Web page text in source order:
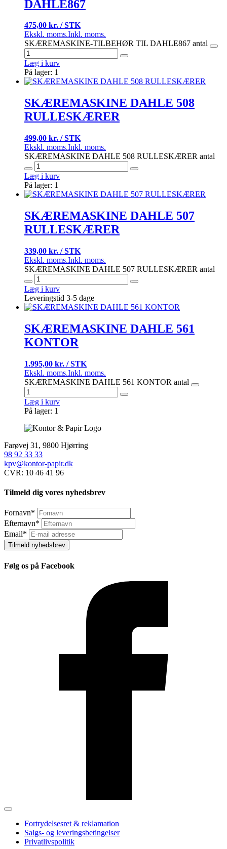
DAHLE867
475,00 kr. / STK
Ekskl. moms.Inkl. moms.
SKÆREMASKINE-TILBEHØR TIL DAHLE867 antal
Læg i kurv
På lager: 1
SKÆREMASKINE DAHLE 508
RULLESKÆRER
499,00 kr. / STK
Ekskl. moms.Inkl. moms.
SKÆREMASKINE DAHLE 508 RULLESKÆRER antal
Læg i kurv
På lager: 1
SKÆREMASKINE DAHLE 507
RULLESKÆRER
339,00 kr. / STK
Ekskl. moms.Inkl. moms.
SKÆREMASKINE DAHLE 507 RULLESKÆRER antal
Læg i kurv
Leveringstid 3-5 dage
SKÆREMASKINE DAHLE 561
KONTOR
1.995,00 kr. / STK
Ekskl. moms.Inkl. moms.
SKÆREMASKINE DAHLE 561 KONTOR antal
Læg i kurv
På lager: 1
Farøvej 31, 9800 Hjørring
98 92 33 33
kpv@kontor-papir.dk
CVR: 10 46 41 96
Tilmeld dig vores nyhedsbrev
Fornavn*
Efternavn*
Email*
Tilmeld nyhedsbrev
Følg os på Facebook
Fortrydelsesret & reklamation
Salgs- og leveringsbetingelser
Privatlivspolitik